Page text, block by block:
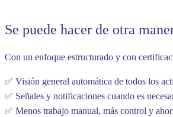
Se puede hacer de otra
Con un enfoque estructurado y con
✅ Visión general automática de todos los
✅ Señales y notificaciones cuando es
✅ Menos trabajo manual, más control y